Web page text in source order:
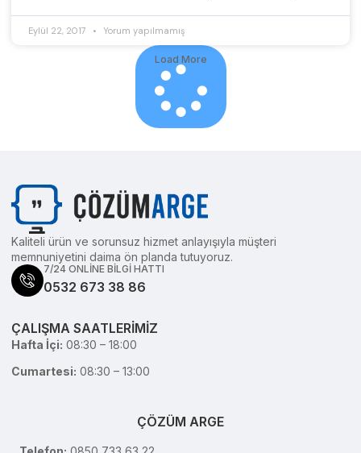
Eylül 22, 2017 Yorum yapılmamış
Load More
Kaliteli ürün ve sorunsuz hizmet anlayışıyla müşteri
memnuniyetini daima ön planda tutuyoruz.
7/24 ONLİNE BİLGİ HATTI
0532 673 38 86
ÇALIŞMA SAATLERİMİZ
Hafta İçi: 08:30 – 18:00
Cumartesi: 08:30 – 13:00
ÇÖZÜM ARGE